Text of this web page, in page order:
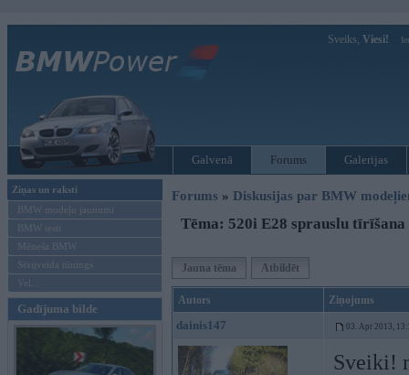
Sveiks, Viesi!
Galvenā Forums Galerijas
Ziņas un raksti
BMW modeļu jaunumi
BMW testi
Mēneša BMW
Sērijveida tūnings
Vel...
Gadījuma bilde
Forums » Diskusijas par BMW
Tēma: 520i E28 sprauslu tīrīšana
Jauna tēma Atbildēt
Autors Ziņojums
dainis147 03. Apr 2013,
Sveiki!